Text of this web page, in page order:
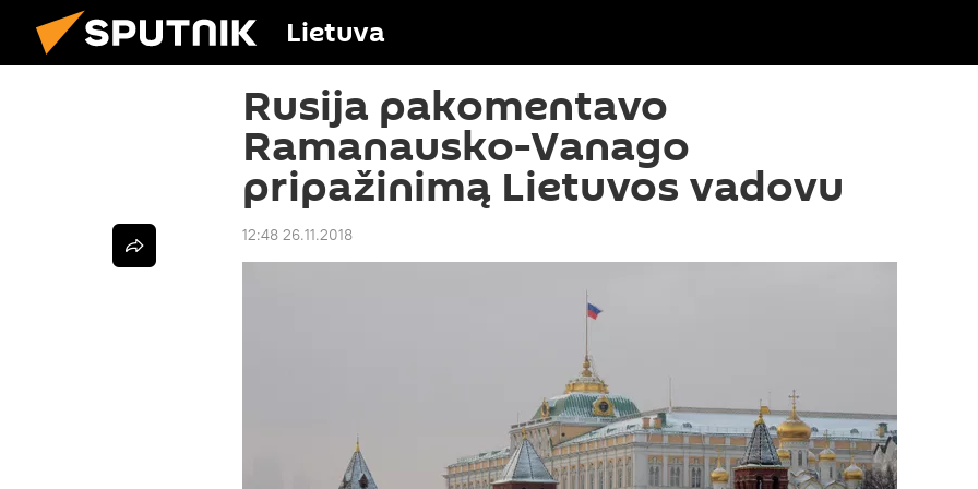
Lietuva
Rusija pakomentavo
Ramanausko-Vanago
pripažinimą Lietuvos vadovu
12:48 26.11.2018